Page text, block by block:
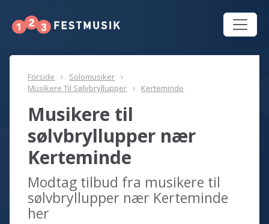
Forside
Solomusiker
Musikere Til Sølvbryllupper
Kerteminde
Musikere til
sølvbryllupper nær
Kerteminde
Modtag tilbud fra musikere til
sølvbryllupper nær Kerteminde
her